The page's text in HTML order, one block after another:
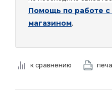
Помощь по работе с
магазином.
к сравнению